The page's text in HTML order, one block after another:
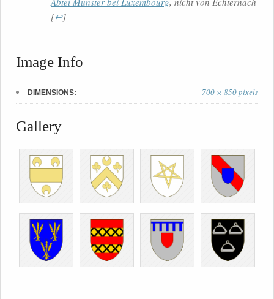
[↩]
Image Info
DIMENSIONS: 700 × 850 pixels
Gallery